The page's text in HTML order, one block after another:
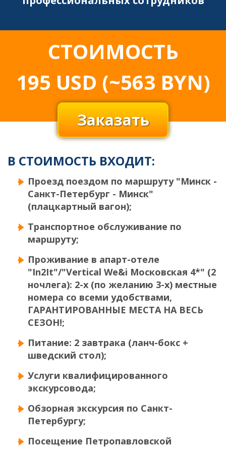
СТОИМОСТЬ
195 USD (~563 BYN)
Заказать
В СТОИМОСТЬ ВХОДИТ:
Проезд поездом по маршруту "Минск -
Санкт-Петербург - Минск"
(плацкартный вагон);
Транспортное обслуживание по
маршруту;
Проживание в апарт-отеле
"In2It"/"Vertical We&i Московская 4*" (2
ночлега): 2-х (по желанию 3-х) местные
номера со всеми удобствами,
ГАРАНТИРОВАННЫЕ МЕСТА НА ВЕСЬ
СЕЗОН!;
Питание: 2 завтрака (ланч-бокс +
шведский стол);
Услуги квалифицированного
экскурсовода;
Обзорная экскурсия по Санкт-
Петербургу;
Посещение Петропавловской